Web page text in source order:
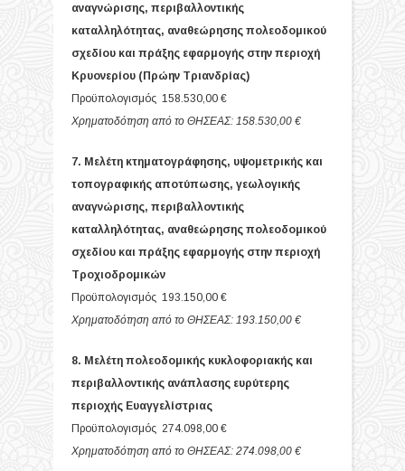
αναγνώρισης, περιβαλλοντικής
καταλληλότητας, αναθεώρησης πολεοδομικού
σχεδίου και πράξης εφαρμογής στην περιοχή
Κρυονερίου (Πρώην Τριανδρίας)
Προϋπολογισμός 158.530,00 €
Χρηματοδότηση από το ΘΗΣΕΑΣ: 158.530,00 €
7. Μελέτη κτηματογράφησης, υψομετρικής και
τοπογραφικής αποτύπωσης, γεωλογικής
αναγνώρισης, περιβαλλοντικής
καταλληλότητας, αναθεώρησης πολεοδομικού
σχεδίου και πράξης εφαρμογής στην περιοχή
Τροχιοδρομικών
Προϋπολογισμός 193.150,00 €
Χρηματοδότηση από το ΘΗΣΕΑΣ: 193.150,00 €
8. Μελέτη πολεοδομικής κυκλοφοριακής και
περιβαλλοντικής ανάπλασης ευρύτερης
περιοχής Ευαγγελίστριας
Προϋπολογισμός 274.098,00 €
Χρηματοδότηση από το ΘΗΣΕΑΣ: 274.098,00 €